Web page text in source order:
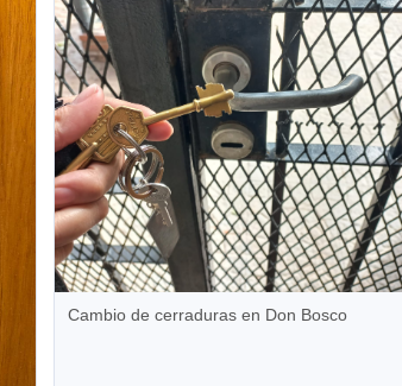
Cambio de cerraduras en Don Bosco